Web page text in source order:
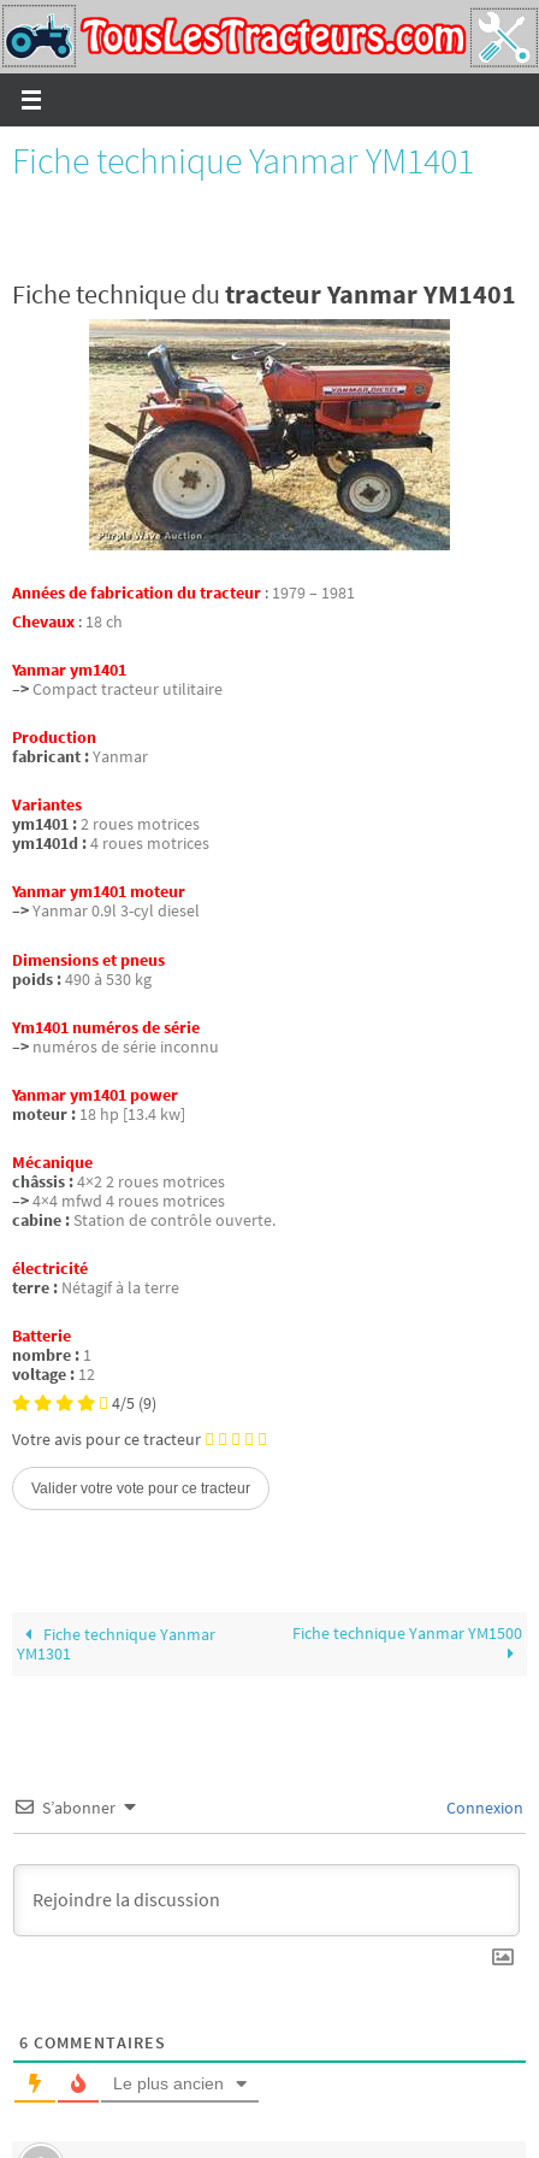
Passer
vers
le
contenu
Fiche technique Yanmar YM1401
Fiche technique dutracteur Yanmar YM1401
Années de fabrication du tracteur : 1979 – 1981
Chevaux : 18 ch
Yanmar ym1401
–>Compact tracteur utilitaire
Production
fabricant :Yanmar
Variantes
ym1401 :2 roues motrices
ym1401d :4 roues motrices
Yanmar ym1401 moteur
–>Yanmar 0.9l 3-cyl diesel
Dimensions et pneus
poids :490 à 530 kg
Ym1401 numéros de série
–> numéros de série inconnu
Yanmar ym1401 power
moteur : 18 hp [13.4 kw]
Mécanique
châssis :4×2 2 roues motrices
–>4×4 mfwd 4 roues motrices
cabine : Station de contrôle ouverte.
électricité
terre : Nétagif à la terre
Batterie
nombre : 1
voltage : 12
4/5 (9)
Votre avis pour ce tracteur
Fiche technique Yanmar
YM1301
Fiche technique Yanmar YM1500
S’abonner Connexion
6 COMMENTAIRES
Le plus ancien